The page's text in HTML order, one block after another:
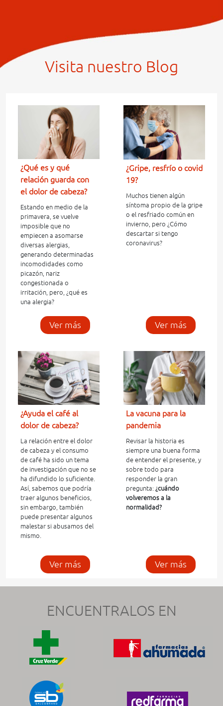
Visita nuestro Blog
¿Qué es y qué
relación guarda con
el dolor de cabeza?
Estando en medio de la
primavera, se vuelve
imposible que no
empiecen a asomarse
diversas alergias,
generando determinadas
incomodidades como
picazón, nariz
congestionada o
irritación, pero, ¿qué es
una alergia?
Ver más
¿Gripe, resfrí­o o covid
19?
Muchos tienen algún
síntoma propio de la gripe
o el resfriado común en
invierno, pero ¿Cómo
descartar si tengo
coronavirus?
Ver más
¿Ayuda el café al
dolor de cabeza?
La relación entre el dolor
de cabeza y el consumo
de café ha sido un tema
de investigación que no se
ha difundido lo suficiente.
Así, sabemos que podría
traer algunos beneficios,
sin embargo, también
puede presentar algunos
malestar si abusamos del
mismo.
Ver más
La vacuna para la
pandemia
Revisar la historia es
siempre una buena forma
de entender el presente, y
sobre todo para
responder la gran
pregunta: ¿cuándo
volveremos a la
normalidad?
Ver más
ENCUENTRALOS EN